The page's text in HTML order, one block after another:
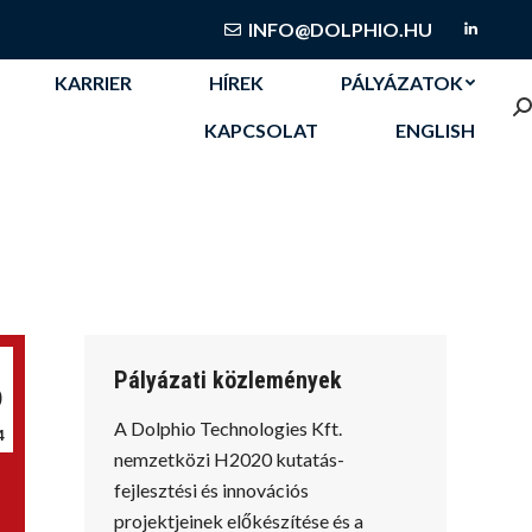
INFO@DOLPHIO.HU
KARRIER HÍREK PÁLYÁZATOK
KAPCSOLAT ENGLISH
Pályázati közlemények
A Dolphio Technologies Kft.
nemzetközi H2020 kutatás-
fejlesztési és innovációs
projektjeinek előkészítése és a
HÍREK PÁLYÁZATOK
KAPCSOLAT